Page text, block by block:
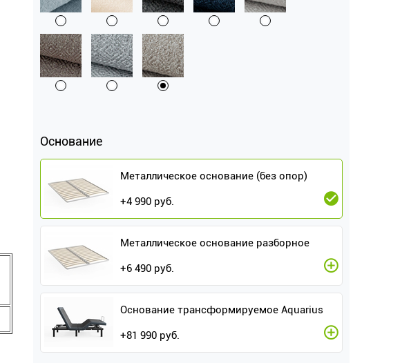
Основание
Металлическое основание (без опор)
+4 990 руб.
Металлическое основание разборное
+6 490 руб.
Основание трансформируемое Aquarius
+81 990 руб.